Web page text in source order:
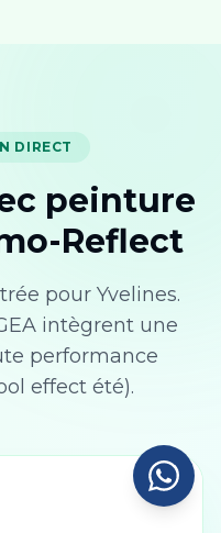
DIRECT
peinture
Reflect
pour Yvelines.
intègrent une
performance
effect été).